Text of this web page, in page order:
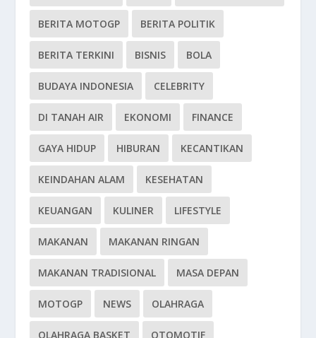
BERITA MOTOGP BERITA POLITIK
BERITA TERKINI BISNIS BOLA
BUDAYA INDONESIA CELEBRITY
DI TANAH AIR EKONOMI FINANCE
GAYA HIDUP HIBURAN KECANTIKAN
KEINDAHAN ALAM KESEHATAN
KEUANGAN KULINER LIFESTYLE
MAKANAN MAKANAN RINGAN
MAKANAN TRADISIONAL MASA DEPAN
MOTOGP NEWS OLAHRAGA
OLAHRAGA BASKET OTOMOTIF